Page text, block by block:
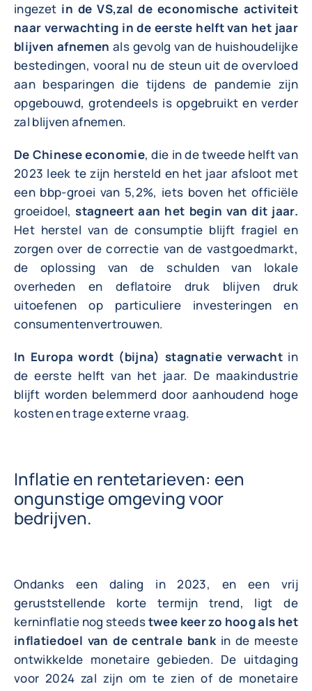
ingezet in de VS,zal de economische activiteit
naar verwachting in de eerste helft van het jaar
blijven afnemen als gevolg van de huishoudelijke
bestedingen, vooral nu de steun uit de overvloed
aan besparingen die tijdens de pandemie zijn
opgebouwd, grotendeels is opgebruikt en verder
zal blijven afnemen.
De Chinese economie, die in de tweede helft van
2023 leek te zijn hersteld en het jaar afsloot met
een bbp-groei van 5,2%, iets boven het officiële
groeidoel,stagneert aan het begin van dit jaar.
Het herstel van de consumptie blijft fragiel en
zorgen over de correctie van de vastgoedmarkt,
de oplossing van de schulden van lokale
overheden en deflatoire druk blijven druk
uitoefenen op particuliere investeringen en
consumentenvertrouwen.
In Europa wordt (bijna) stagnatie verwacht in
de eerste helft van het jaar. De maakindustrie
blijft worden belemmerd door aanhoudend hoge
kosten en trage externe vraag.
Inflatie en rentetarieven: een
ongunstige omgeving voor
bedrijven.
Ondanks een daling in 2023, en een vrij
geruststellende korte termijn trend, ligt de
kerninflatie nog steedstwee keer zo hoog als het
inflatiedoel van de centrale bankin de meeste
ontwikkelde monetaire gebieden. De uitdaging
voor 2024 zal zijn om te zien of de monetaire